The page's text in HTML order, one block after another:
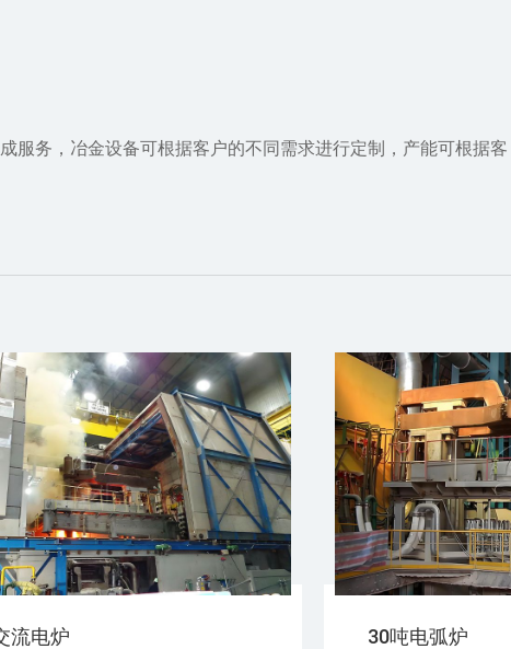
服务，冶金设备可根据客户的不同需求进行定制，产能可根据客
流电炉 30吨电弧炉